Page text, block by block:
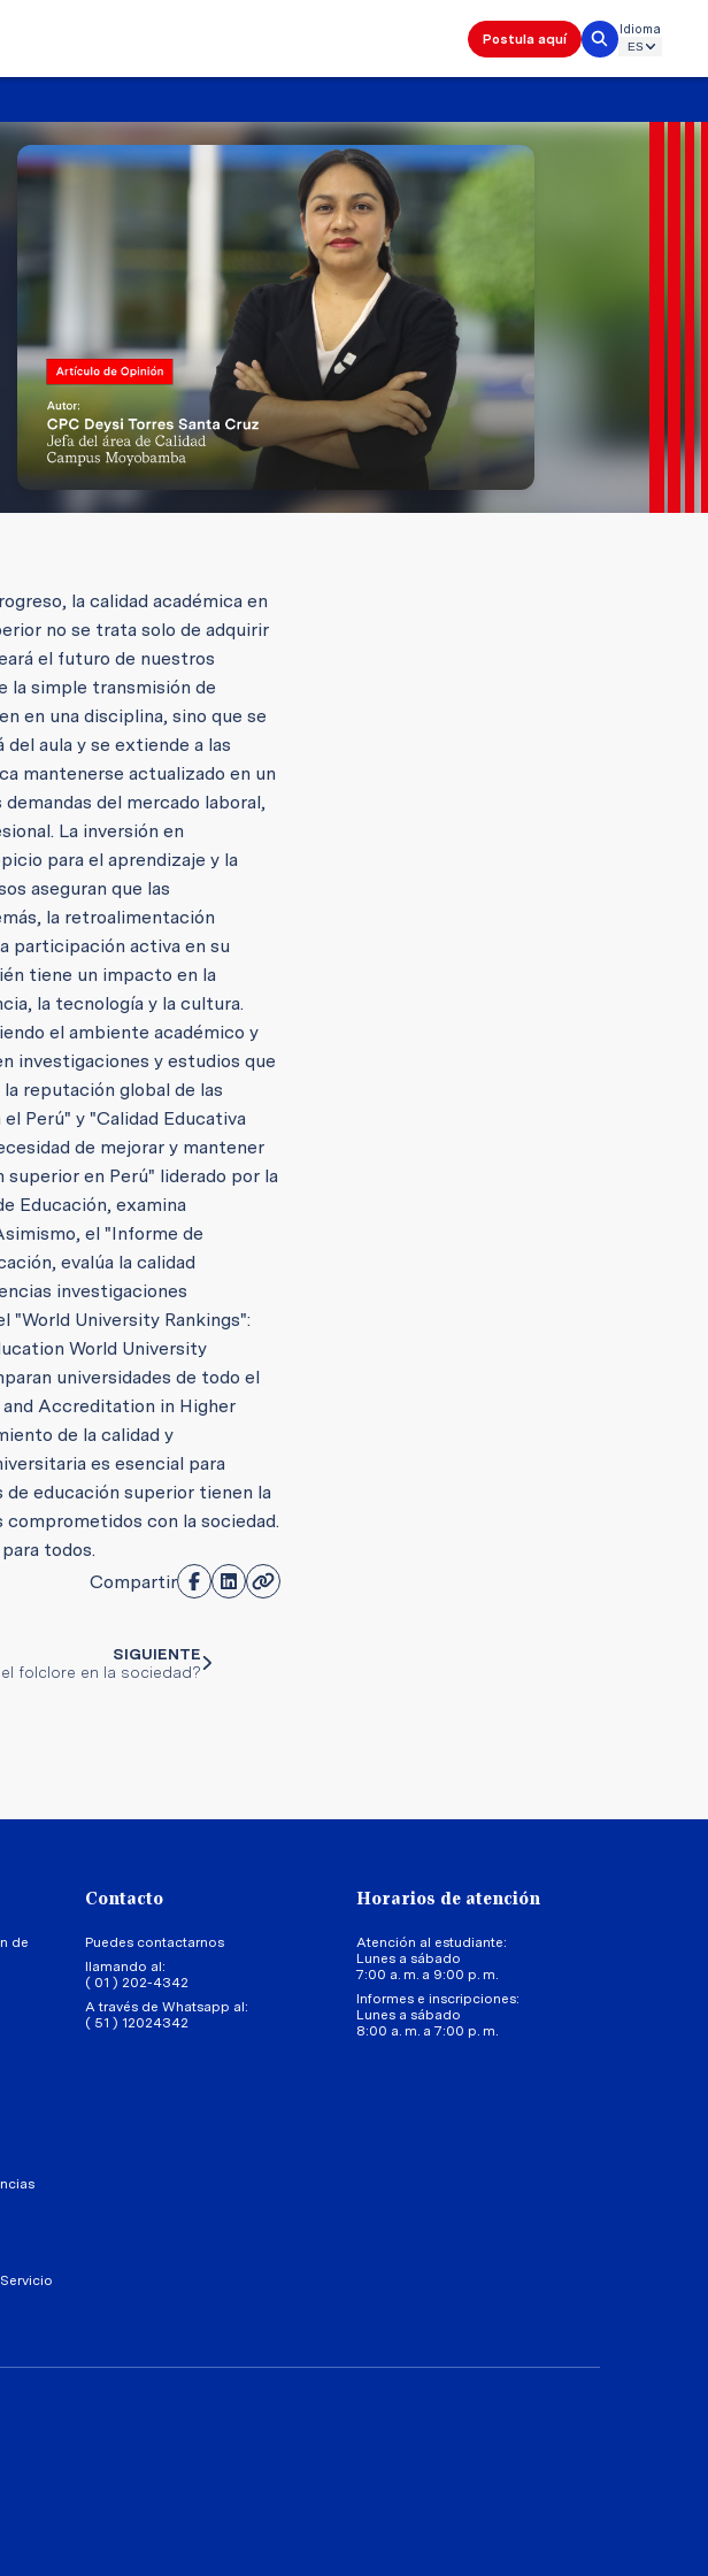
Postula aquí
Idioma
la calidad académica en
no se trata solo de adquirir
el futuro de nuestros
la simple transmisión de
en una disciplina, sino que se
aula y se extiende a las
mantenerse actualizado en un
del mercado laboral,
La inversión en
para el aprendizaje y la
aseguran que las
la retroalimentación
participación activa en su
tiene un impacto en la
la tecnología y la cultura.
el ambiente académico y
investigaciones y estudios que
reputación global de las
Perú" y "Calidad Educativa
de mejorar y mantener
superior en Perú" liderado por la
Educación, examina
el "Informe de
evalúa la calidad
investigaciones
"World University Rankings":
World University
universidades de todo el
and Accreditation in Higher
de la calidad y
es esencial para
educación superior tienen la
con la sociedad.
todos.
Compartir
SIGUIENTE
folclore en la sociedad?
de
Contacto
Puedes contactarnos
llamando al:
( 01 ) 202-4342
A través de Whatsapp al:
( 51 ) 12024342
Horarios de atención
Atención al estudiante:
Lunes a sábado
7:00 a. m. a 9:00 p. m.
Informes e inscripciones:
Lunes a sábado
8:00 a. m. a 7:00 p. m.